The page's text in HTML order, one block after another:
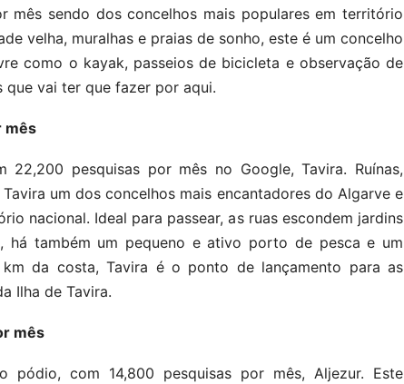
mês sendo dos concelhos mais populares em território
velha, muralhas e praias de sonho, este é um concelho
como o kayak, passeios de bicicleta e observação de
que vai ter que fazer por aqui.
mês
22,200 pesquisas por mês no Google, Tavira. Ruínas,
um dos concelhos mais encantadores do Algarve e
nacional. Ideal para passear, as ruas escondem jardins
há também um pequeno e ativo porto de pesca e um
da costa, Tavira é o ponto de lançamento para as
Ilha de Tavira.
mês
pódio, com 14,800 pesquisas por mês, Aljezur. Este